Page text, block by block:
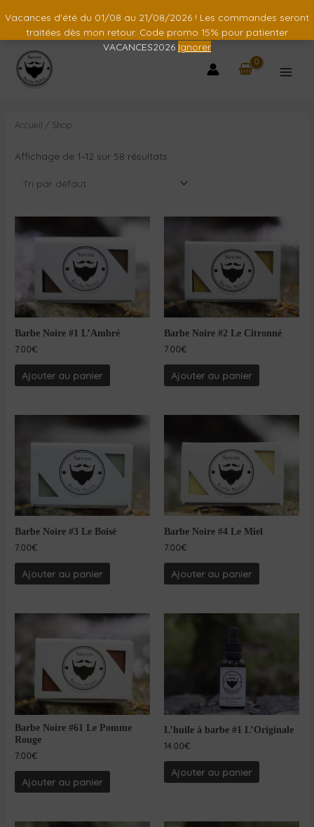
Vacances d'été du 01/08 au 21/08/2026 ! Les commandes seront
traitées dès mon retour. Code promo 15% pour patienter
VACANCES2026 Ignorer
Accueil / Shop
Affichage de 1–12 sur 58 résultats
Barbe Noire #1 L’Ambré
7.00€
Ajouter au panier
Barbe Noire #2 Le Citronné
7.00€
Ajouter au panier
Barbe Noire #3 Le Boisé
7.00€
Ajouter au panier
Barbe Noire #4 Le Miel
7.00€
Ajouter au panier
Barbe Noire #61 Le Pomme
Rouge
7.00€
Ajouter au panier
L’huile à barbe #1 L’Originale
14.00€
Ajouter au panier